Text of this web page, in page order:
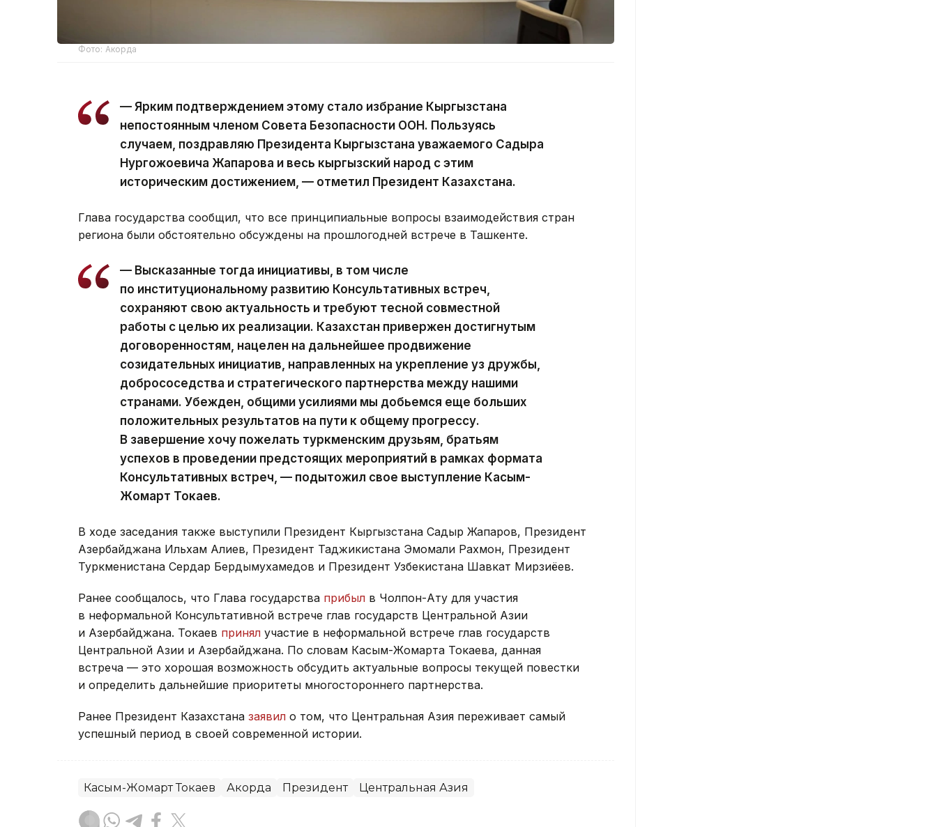
Фото: Акорда
— Ярким подтверждением этому стало избрание Кыргызстана
непостоянным членом Совета Безопасности ООН. Пользуясь
случаем, поздравляю Президента Кыргызстана уважаемого Садыра
Нургожоевича Жапарова и весь кыргызский народ с этим
историческим достижением, — отметил Президент Казахстана.
Глава государства сообщил, что все принципиальные вопросы взаимодействия стран
региона были обстоятельно обсуждены на прошлогодней встрече в Ташкенте.
— Высказанные тогда инициативы, в том числе
по институциональному развитию Консультативных встреч,
сохраняют свою актуальность и требуют тесной совместной
работы с целью их реализации. Казахстан привержен достигнутым
договоренностям, нацелен на дальнейшее продвижение
созидательных инициатив, направленных на укрепление уз дружбы,
добрососедства и стратегического партнерства между нашими
странами. Убежден, общими усилиями мы добьемся еще больших
положительных результатов на пути к общему прогрессу.
В завершение хочу пожелать туркменским друзьям, братьям
успехов в проведении предстоящих мероприятий в рамках формата
Консультативных встреч, — подытожил свое выступление Касым-
Жомарт Токаев.
В ходе заседания также выступили Президент Кыргызстана Садыр Жапаров, Президент
Азербайджана Ильхам Алиев, Президент Таджикистана Эмомали Рахмон, Президент
Туркменистана Сердар Бердымухамедов и Президент Узбекистана Шавкат Мирзиёев.
Ранее сообщалось, что Глава государства прибыл в Чолпон-Ату для участия
в неформальной Консультативной встрече глав государств Центральной Азии
и Азербайджана. Токаев принял участие в неформальной встрече глав государств
Центральной Азии и Азербайджана. По словам Касым-Жомарта Токаева, данная
встреча — это хорошая возможность обсудить актуальные вопросы текущей повестки
и определить дальнейшие приоритеты многостороннего партнерства.
Ранее Президент Казахстана заявил о том, что Центральная Азия переживает самый
успешный период в своей современной истории.
Касым-Жомарт Токаев Акорда Президент Центральная Азия